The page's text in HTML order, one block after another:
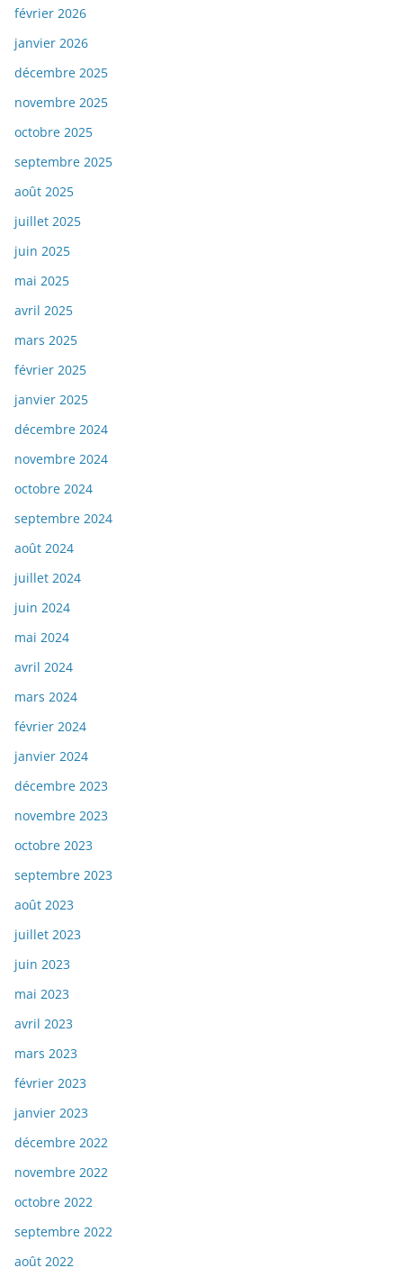
février 2026
janvier 2026
décembre 2025
novembre 2025
octobre 2025
septembre 2025
août 2025
juillet 2025
juin 2025
mai 2025
avril 2025
mars 2025
février 2025
janvier 2025
décembre 2024
novembre 2024
octobre 2024
septembre 2024
août 2024
juillet 2024
juin 2024
mai 2024
avril 2024
mars 2024
février 2024
janvier 2024
décembre 2023
novembre 2023
octobre 2023
septembre 2023
août 2023
juillet 2023
juin 2023
mai 2023
avril 2023
mars 2023
février 2023
janvier 2023
décembre 2022
novembre 2022
octobre 2022
septembre 2022
août 2022